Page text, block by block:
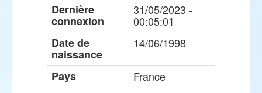
Dernière
connexion
31/05/2023 -
00:05:01
Date de
naissance
14/06/1998
Pays France